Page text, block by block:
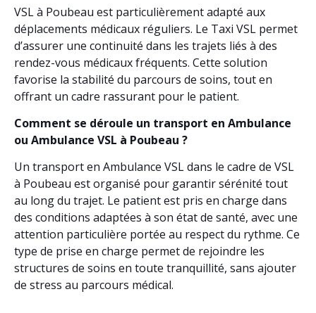
VSL à Poubeau est particulièrement adapté aux
déplacements médicaux réguliers. Le Taxi VSL permet
d’assurer une continuité dans les trajets liés à des
rendez-vous médicaux fréquents. Cette solution
favorise la stabilité du parcours de soins, tout en
offrant un cadre rassurant pour le patient.
Comment se déroule un transport en Ambulance
ou Ambulance VSL à Poubeau ?
Un transport en Ambulance VSL dans le cadre de VSL
à Poubeau est organisé pour garantir sérénité tout
au long du trajet. Le patient est pris en charge dans
des conditions adaptées à son état de santé, avec une
attention particulière portée au respect du rythme. Ce
type de prise en charge permet de rejoindre les
structures de soins en toute tranquillité, sans ajouter
de stress au parcours médical.